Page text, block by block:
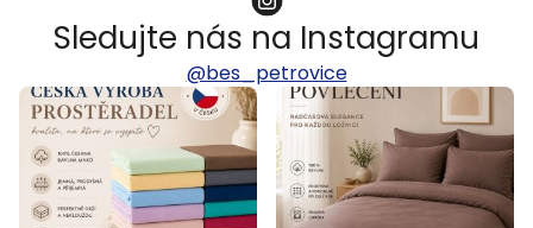
Sledujte nás na Instagramu
@bes_petrovice